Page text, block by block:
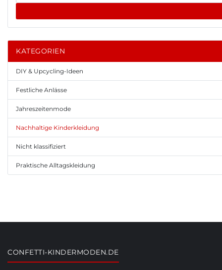
KATEGORIEN
DIY & Upcycling-Ideen
Festliche Anlässe
Jahreszeitenmode
Nachhaltige Kinderkleidung
Nicht klassifiziert
Praktische Alltagskleidung
CONFETTI-KINDERMODEN.DE